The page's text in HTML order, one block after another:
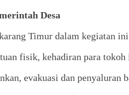
Desa
Timur dalam kegiatan ini
fisik, kehadiran para
evakuasi dan penyaluran